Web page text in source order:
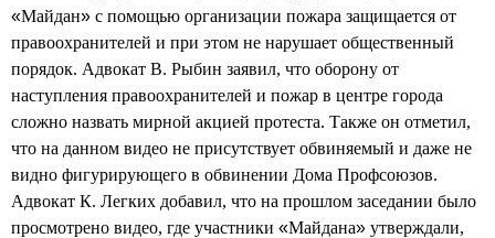
«Майдан» с помощью организации пожара защищается от
правоохранителей и при этом не нарушает общественный
порядок. Адвокат В. Рыбин заявил, что оборону от
наступления правоохранителей и пожар в центре города
сложно назвать мирной акцией протеста. Также он отметил,
что на данном видео не присутствует обвиняемый и даже не
видно фигурирующего в обвинении Дома Профсоюзов.
Адвокат К. Легких добавил, что на прошлом заседании было
просмотрено видео, где участники «Майдана» утверждали,